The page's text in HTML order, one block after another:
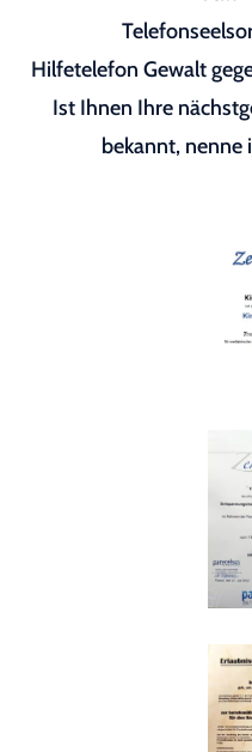
Hilfetelefon Gewalt
Ist Ihnen Ihre
bekannt, nenne